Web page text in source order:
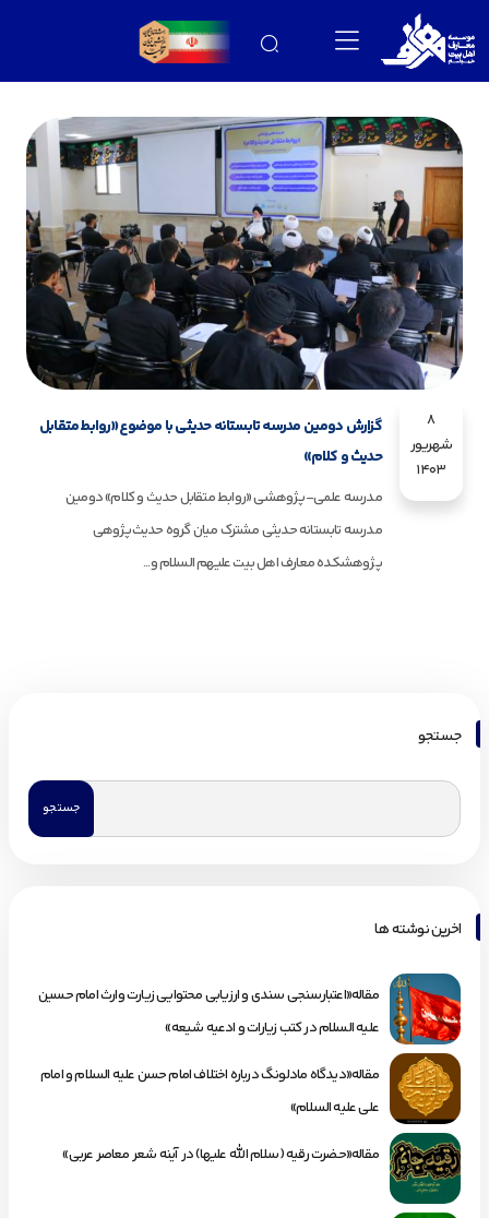
8
شهریور
1403
گزارش دومین مدرسه تابستانه حدیثی با موضوع«روابط متقابل
حدیث و کلام»
مدرسه علمی-پژوهشی «روابط متقابل حدیث و کلام» دومین
مدرسه تابستانه حدیثی مشترک میان گروه حدیث‌پژوهی
پژوهشکده معارف اهل بیت علیهم السلام و...
جستجو
اخرین نوشته ها
مقاله«اعتبارسنجی سندی و ارزیابی محتوایی زیارت وارث امام حسین
علیه السلام در کتب زیارات و ادعیه شیعه»
مقاله«دیدگاه مادلونگ درباره اختلاف امام حسن علیه السلام و امام
علی علیه السلام»
مقاله«حضرت رقیه (سلام الله علیها) در آینه شعر معاصر عربی»